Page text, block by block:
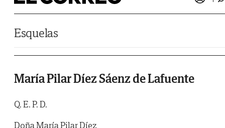
Esquelas
María Pilar Díez Sáenz de Lafuente
Q. E. P. D.
Doña María Pilar Díez